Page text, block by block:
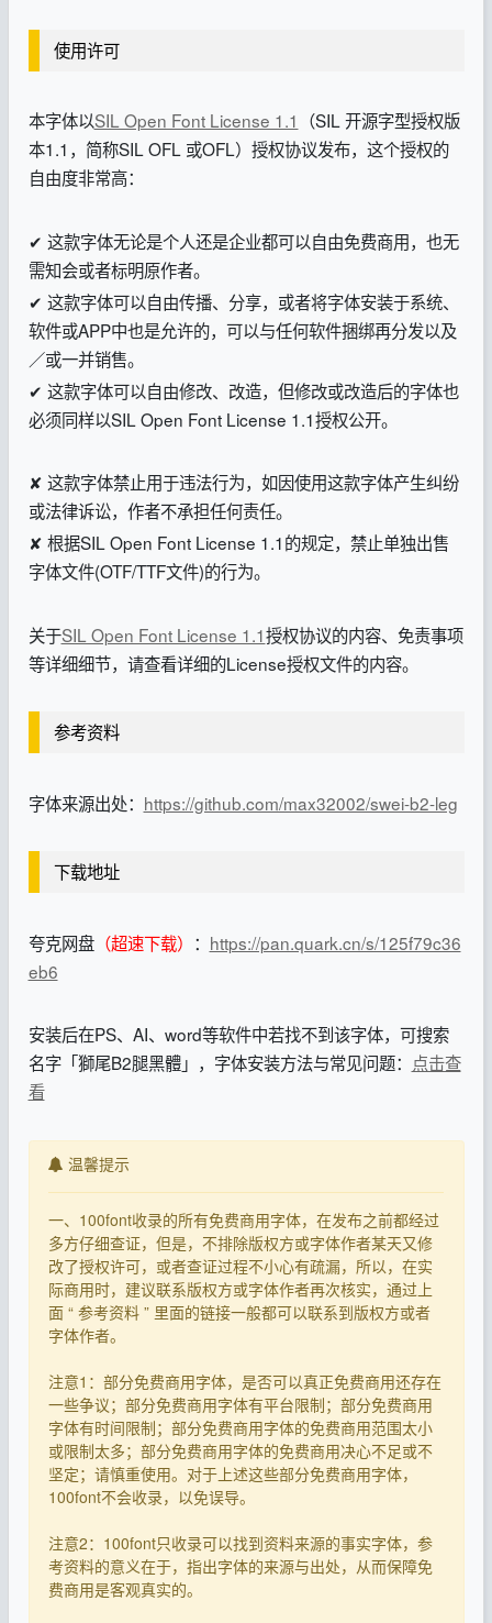
使用许可
本字体以SIL Open Font License 1.1 （SIL 开源字型授权版
本1.1，简称SIL OFL 或OFL）授权协议发布，这个授权的
自由度非常高：
✔ 这款字体无论是个人还是企业都可以自由免费商用，也无
需知会或者标明原作者。
✔ 这款字体可以自由传播、分享，或者将字体安装于系统、
软件或APP中也是允许的，可以与任何软件捆绑再分发以及
／或一并销售。
✔ 这款字体可以自由修改、改造，但修改或改造后的字体也
必须同样以SIL Open Font License 1.1授权公开。
✘ 这款字体禁止用于违法行为，如因使用这款字体产生纠纷
或法律诉讼，作者不承担任何责任。
✘ 根据SIL Open Font License 1.1的规定，禁止单独出售
字体文件(OTF/TTF文件)的行为。
关于SIL Open Font License 1.1授权协议的内容、免责事项
等详细细节，请查看详细的License授权文件的内容。
参考资料
字体来源出处： https://github.com/max32002/swei-b2-leg
下载地址
夸克网盘（超速下载） ： https://pan.quark.cn/s/125f79c36
eb6
安装后在PS、AI、word等软件中若找不到该字体，可搜索
名字「獅尾B2腿黑體」，字体安装方法与常见问题： 点击查
看
温馨提示
一、100font收录的所有免费商用字体，在发布之前都经过
多方仔细查证，但是，不排除版权方或字体作者某天又修
改了授权许可，或者查证过程不小心有疏漏，所以，在实
际商用时，建议联系版权方或字体作者再次核实，通过上
面 “ 参考资料 ” 里面的链接一般都可以联系到版权方或者
字体作者。
注意1：部分免费商用字体，是否可以真正免费商用还存在
一些争议；部分免费商用字体有平台限制；部分免费商用
字体有时间限制；部分免费商用字体的免费商用范围太小
或限制太多；部分免费商用字体的免费商用决心不足或不
坚定；请慎重使用。对于上述这些部分免费商用字体，
100font不会收录，以免误导。
注意2：100font只收录可以找到资料来源的事实字体，参
考资料的意义在于，指出字体的来源与出处，从而保障免
费商用是客观真实的。